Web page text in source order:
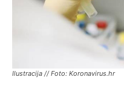
Ilustracija // Foto: Koronavirus.hr